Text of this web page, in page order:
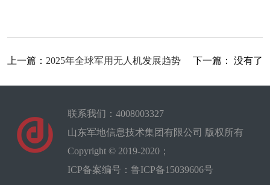
上一篇： 2025年全球军用无人机发展趋势 下一篇： 没有了
联系我们：4008003327
山东军地信息技术集团有限公司 版权所有
Copyright © 2019-2020；
ICP备案编号：鲁ICP备15039606号